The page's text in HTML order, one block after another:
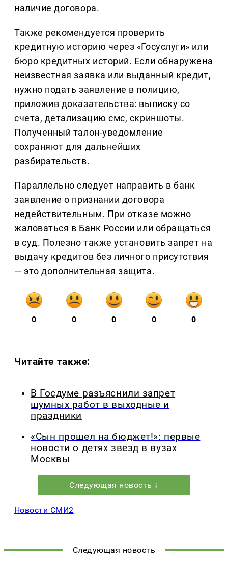
наличие договора.
Также рекомендуется проверить
кредитную историю через «Госуслуги» или
бюро кредитных историй. Если обнаружена
неизвестная заявка или выданный кредит,
нужно подать заявление в полицию,
приложив доказательства: выписку со
счета, детализацию смс, скриншоты.
Полученный талон-уведомление
сохраняют для дальнейших
разбирательств.
Параллельно следует направить в банк
заявление о признании договора
недействительным. При отказе можно
жаловаться в Банк России или обращаться
в суд. Полезно также установить запрет на
выдачу кредитов без личного присутствия
— это дополнительная защита.
0 0 0 0 0
Читайте также:
В Госдуме разъяснили запрет
шумных работ в выходные и
праздники
«Сын прошел на бюджет!»: первые
новости о детях звезд в вузах
Москвы
Следующая новость ↓
Новости СМИ2
Следующая новость